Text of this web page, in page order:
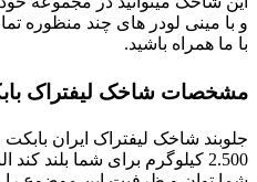
و با مینی لودر های چند منظوره
با ما همراه باشید.
مشخصات شاخک لیفتراک
2.500 کیلوگرم برای شما بلند